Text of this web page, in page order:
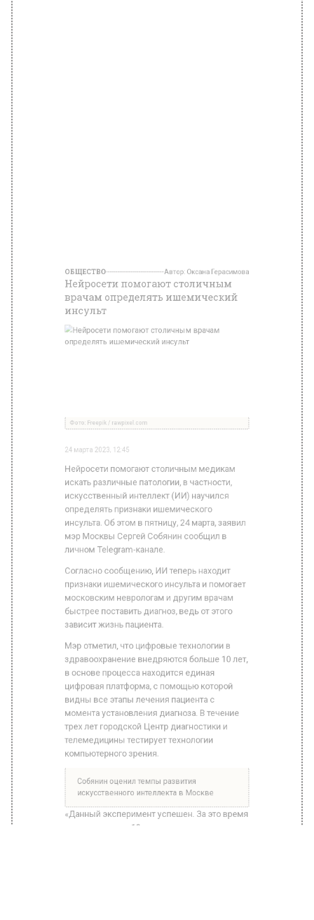
ОБЩЕСТВО Автор: Оксана Герасимова
Нейросети помогают столичным
врачам определять ишемический
инсульт
Фото: Freepik / rawpixel.com
24 марта 2023, 12:45
Нейросети помогают столичным медикам
искать различные патологии, в частности,
искусственный интеллект (ИИ) научился
определять признаки ишемического
инсульта. Об этом в пятницу, 24 марта, заявил
мэр Москвы Сергей Собянин сообщил в
личном Telegram-канале.
Согласно сообщению, ИИ теперь находит
признаки ишемического инсульта и помогает
московским неврологам и другим врачам
быстрее поставить диагноз, ведь от этого
зависит жизнь пациента.
Мэр отметил, что цифровые технологии в
здравоохранение внедряются больше 10 лет,
в основе процесса находится единая
цифровая платформа, с помощью которой
видны все этапы лечения пациента с
момента установления диагноза. В течение
трех лет городской Центр диагностики и
телемедицины тестирует технологии
компьютерного зрения.
Собянин оценил темпы развития
искусственного интеллекта в Москве
«Данный эксперимент успешен. За это время
в силу вступили 10 оригинальных